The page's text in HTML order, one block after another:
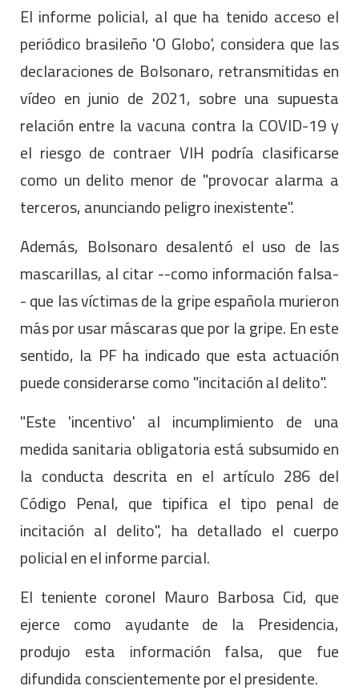
El informe policial, al que ha tenido acceso el
periódico brasileño 'O Globo', considera que las
declaraciones de Bolsonaro, retransmitidas en
vídeo en junio de 2021, sobre una supuesta
relación entre la vacuna contra la COVID-19 y
el riesgo de contraer VIH podría clasificarse
como un delito menor de "provocar alarma a
terceros, anunciando peligro inexistente".
Además, Bolsonaro desalentó el uso de las
mascarillas, al citar --como información falsa-
- que las víctimas de la gripe española murieron
más por usar máscaras que por la gripe. En este
sentido, la PF ha indicado que esta actuación
puede considerarse como "incitación al delito".
"Este 'incentivo' al incumplimiento de una
medida sanitaria obligatoria está subsumido en
la conducta descrita en el artículo 286 del
Código Penal, que tipifica el tipo penal de
incitación al delito", ha detallado el cuerpo
policial en el informe parcial.
El teniente coronel Mauro Barbosa Cid, que
ejerce como ayudante de la Presidencia,
produjo esta información falsa, que fue
difundida conscientemente por el presidente.